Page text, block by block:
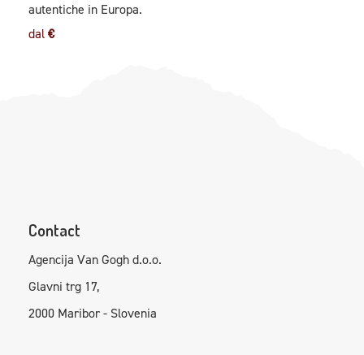
autentiche in Europa.
dal€
Contact
Agencija Van Gogh d.o.o.
Glavni trg 17,
2000 Maribor - Slovenia